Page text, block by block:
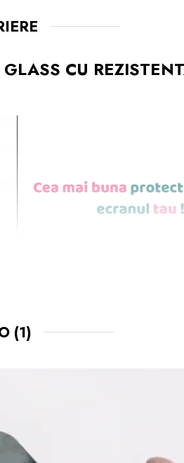
CU
FOLIILOR
(1)